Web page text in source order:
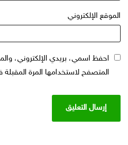
الموقع الإلكتروني
احفظ اسمي، بريدي الإلكتروني،
المتصفح لاستخدامها المرة